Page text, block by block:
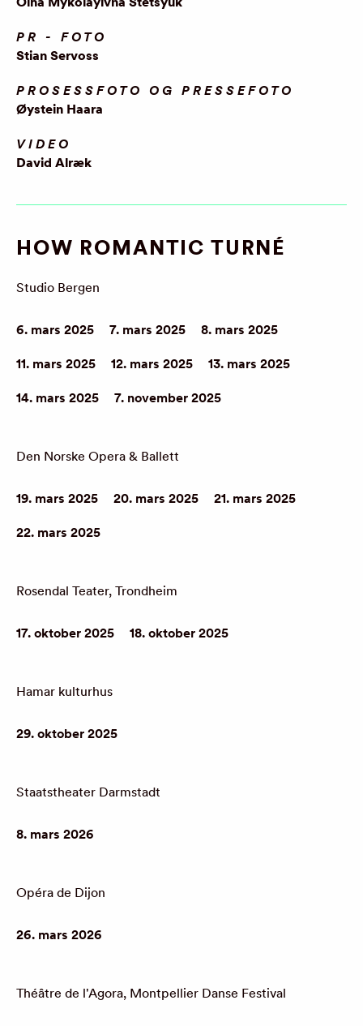
PR - FOTO
Stian Servoss
PROSESSFOTO OG PRESSEFOTO
Øystein Haara
VIDEO
David Alræk
HOW ROMANTIC TURNÉ
Studio Bergen
6. mars 2025 7. mars 2025 8. mars 2025
11. mars 2025 12. mars 2025 13. mars 2025
14. mars 2025 7. november 2025
Den Norske Opera & Ballett
19. mars 2025 20. mars 2025 21. mars 2025
22. mars 2025
Rosendal Teater, Trondheim
17. oktober 2025 18. oktober 2025
Hamar kulturhus
29. oktober 2025
Staatstheater Darmstadt
8. mars 2026
Opéra de Dijon
26. mars 2026
Théâtre de l'Agora, Montpellier Danse Festival